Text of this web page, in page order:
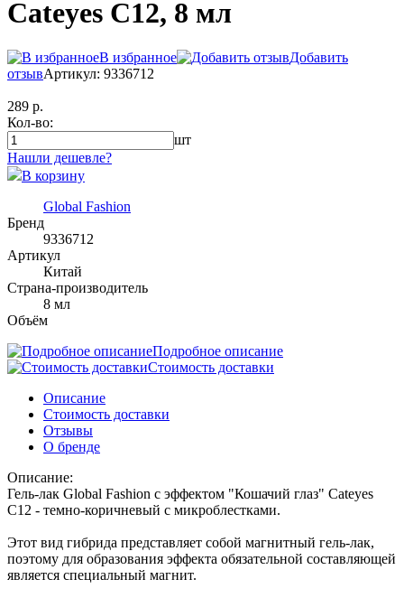
Cateyes C12, 8 мл
В избранное
Добавить
отзывАртикул: 9336712
289 р.
Кол-во:
шт
Нашли дешевле?
В корзину
Global Fashion
Бренд
9336712
Артикул
Китай
Страна-производитель
8 мл
Объём
Подробное описание
Стоимость доставки
Описание
Стоимость доставки
Отзывы
О бренде
Описание:
Гель-лак Global Fashion с эффектом "Кошачий глаз" Cateyes
С12 - темно-коричневый с микроблестками.
Этот вид гибрида представляет собой магнитный гель-лак,
поэтому для образования эффекта обязательной составляющей
является специальный магнит.